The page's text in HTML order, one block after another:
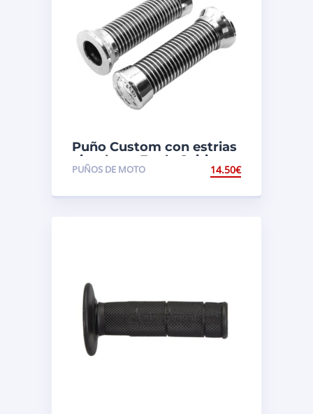
Puño Custom con estrias
circulares Eagle Spirit
PUÑOS DE MOTO 14.50€